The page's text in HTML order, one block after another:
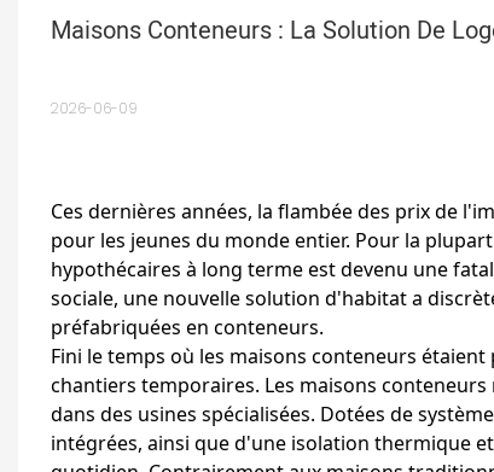
Maisons Conteneurs : La Solution De
2026-06-09
Ces dernières années, la flambée des prix de
pour les jeunes du monde entier. Pour la
hypothécaires à long terme est devenu une
sociale, une nouvelle solution d'habitat a
préfabriquées en conteneurs.
Fini le temps où les maisons conteneurs
chantiers temporaires. Les maisons
dans des usines spécialisées. Dotées de
intégrées, ainsi que d'une isolation thermique